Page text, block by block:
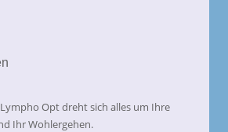
Opt dreht sich alles um Ihre
Ihr Wohlergehen.